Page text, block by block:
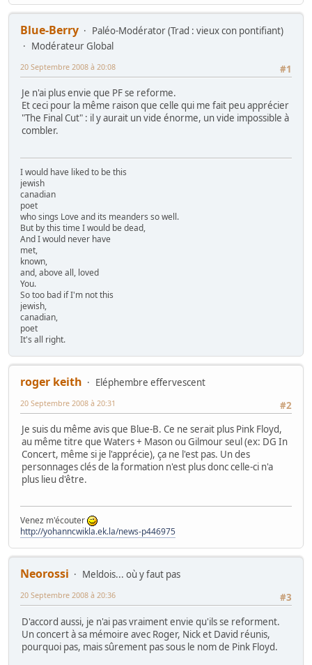
Blue-Berry
Paléo-Modérator (Trad : vieux con pontifiant)
Modérateur Global
#1
20 Septembre 2008 à 20:08
Je n'ai plus envie que PF se reforme.
Et ceci pour la même raison que celle qui me fait peu apprécier
"The Final Cut" : il y aurait un vide énorme, un vide impossible à
combler.
I would have liked to be this
jewish
canadian
poet
who sings Love and its meanders so well.
But by this time I would be dead,
And I would never have
met,
known,
and, above all, loved
You.
So too bad if I'm not this
jewish,
canadian,
poet
It's all right.
roger keith
Eléphembre effervescent
#2
20 Septembre 2008 à 20:31
Je suis du même avis que Blue-B. Ce ne serait plus Pink Floyd,
au même titre que Waters + Mason ou Gilmour seul (ex: DG In
Concert, même si je l'apprécie), ça ne l'est pas. Un des
personnages clés de la formation n'est plus donc celle-ci n'a
plus lieu d'être.
Venez m'écouter
http://yohanncwikla.ek.la/news-p446975
Neorossi
Meldois... où y faut pas
#3
20 Septembre 2008 à 20:36
D'accord aussi, je n'ai pas vraiment envie qu'ils se reforment.
Un concert à sa mémoire avec Roger, Nick et David réunis,
pourquoi pas, mais sûrement pas sous le nom de Pink Floyd.